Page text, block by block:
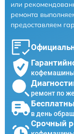
или
ремонта
предоставляем
кофемашины
ремонт по
в день
Срочный